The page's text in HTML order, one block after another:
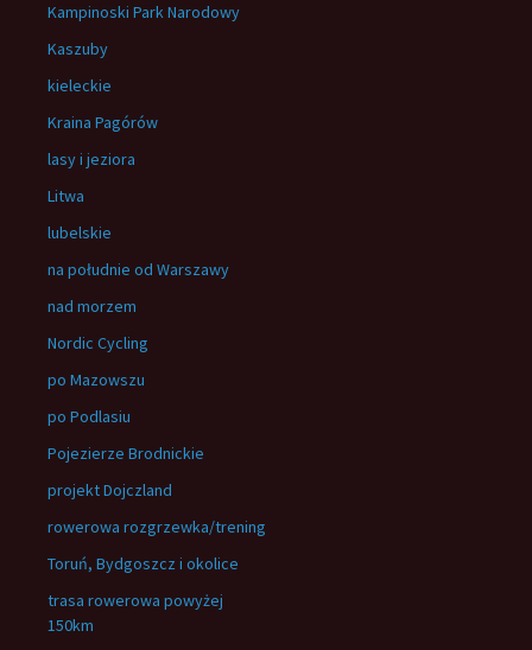
Kampinoski Park Narodowy
Kaszuby
kieleckie
Kraina Pagórów
lasy i jeziora
Litwa
lubelskie
na południe od Warszawy
nad morzem
Nordic Cycling
po Mazowszu
po Podlasiu
Pojezierze Brodnickie
projekt Dojczland
rowerowa rozgrzewka/trening
Toruń, Bydgoszcz i okolice
trasa rowerowa powyżej
150km